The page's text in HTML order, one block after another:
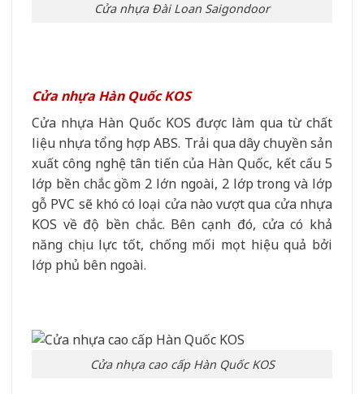
Cửa nhựa Đài Loan Saigondoor
Cửa nhựa Hàn Quốc KOS
Cửa nhựa Hàn Quốc KOS được làm qua từ chất
liệu nhựa tổng hợp ABS. Trải qua dây chuyền sản
xuất công nghệ tân tiến của Hàn Quốc, kết cấu 5
lớp bền chắc gồm 2 lớn ngoài, 2 lớp trong và lớp
gỗ PVC sẽ khó có loại cửa nào vượt qua cửa nhựa
KOS về độ bền chắc. Bên cạnh đó, cửa có khả
năng chịu lực tốt, chống mối mọt hiệu quả bởi
lớp phủ bên ngoài.
Cửa nhựa cao cấp Hàn Quốc KOS